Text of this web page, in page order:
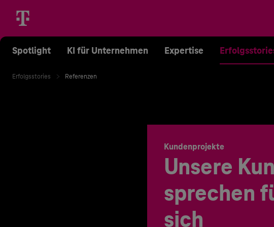
Spotlight KI für Unternehmen Expertise
Erfolgsstories Referenzen
Kundenprojekte
Unsere
sprechen
sich